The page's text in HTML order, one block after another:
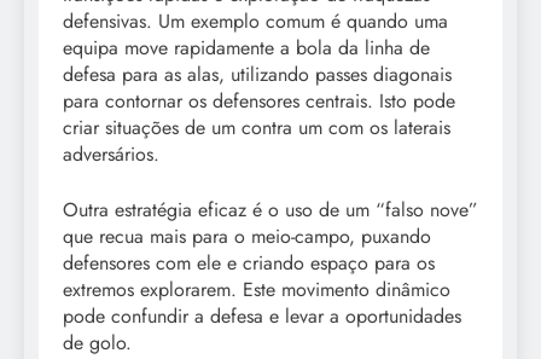
defensivas. Um exemplo comum é quando uma
equipa move rapidamente a bola da linha de
defesa para as alas, utilizando passes diagonais
para contornar os defensores centrais. Isto pode
criar situações de um contra um com os laterais
adversários.
Outra estratégia eficaz é o uso de um “falso nove”
que recua mais para o meio-campo, puxando
defensores com ele e criando espaço para os
extremos explorarem. Este movimento dinâmico
pode confundir a defesa e levar a oportunidades
de golo.